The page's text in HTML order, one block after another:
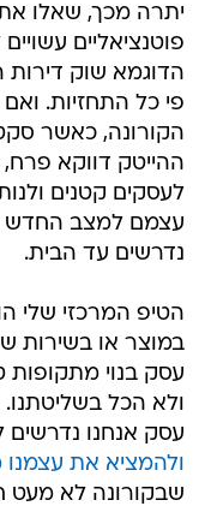
יתרה מכך, שאלו
פוטנציאליים
פי כל התחזיות.
הקורונה, כאשר
ההייטק דווקא פרח,
לעסקים קטנים
עצמם למצב החדש
נדרשים עד הבית.
הטיפ המרכזי שלי
במוצר או בשירות
עסק בנוי מתקופות
ולא הכל
עסק אנחנו
ולהמציא את
שבקורונה לא מעט